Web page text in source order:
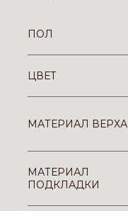
ПОЛ
ЦВЕТ
МАТЕРИАЛ ВЕРХА
МАТЕРИАЛ
ПОДКЛАДКИ